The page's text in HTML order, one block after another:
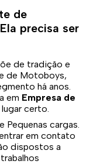
de
precisa ser
de tradição e
de Motoboys,
há anos.
em Empresa de
certo.
cargas.
em contato
dispostos a